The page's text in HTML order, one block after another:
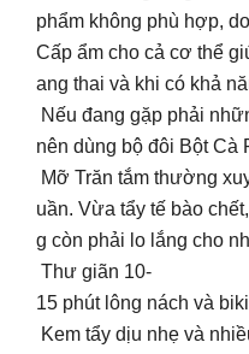
phẩm không phù hợp,
Cấp ẩm cho cả cơ thể
ang thai và khi có khả
Nếu đang gặp phải
nên dùng bộ đôi Bột Cà
Mỡ Trăn tắm thường
uần. Vừa tẩy tế bào
g còn phải lo lắng cho
Thư giãn 10-
15 phút lông nách và
Kem tẩy dịu nhẹ và